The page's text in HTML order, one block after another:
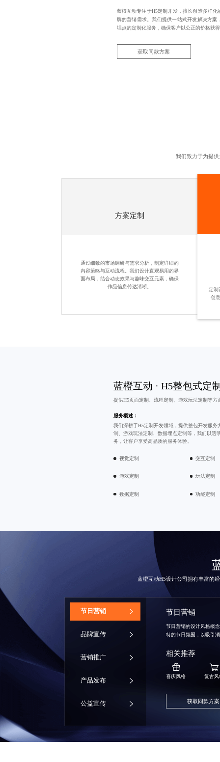
蓝橙互动专注于H5定制开发，擅长创造多样
牌的营销需求。我们提供一站式开发解决方
埋点的定制化服务，确保客户以公正的价格获
获取同款方案
我们致力于为提
方案定制
通过细致的市场调研与需求分析，制定详细的
内容策略与互动流程。我们设计直观易用的界
面布局，结合动态效果与趣味交互元素，确保
作品信息传达清晰。
定制
创
蓝橙互动 · H5整包式定
提供H5页面定制、流程定制、游戏玩法定制等方
服务概述：
我们深耕于H5定制开发领域，提供整包开发服务
制、游戏玩法定制、数据埋点定制等，我们以透
务，让客户享受高品质的服务体验。
视觉定制 交互定制
游戏定制 玩法定制
数据定制 功能定制
蓝橙互动H5设计公司拥有丰富的
‌节日营销
品牌宣传
营销推广
产品发布
公益宣传
节日营销
节日营销的设计风格概
特的节日氛围，以吸引
相关推荐
喜庆风格 复古风
获取同款方案